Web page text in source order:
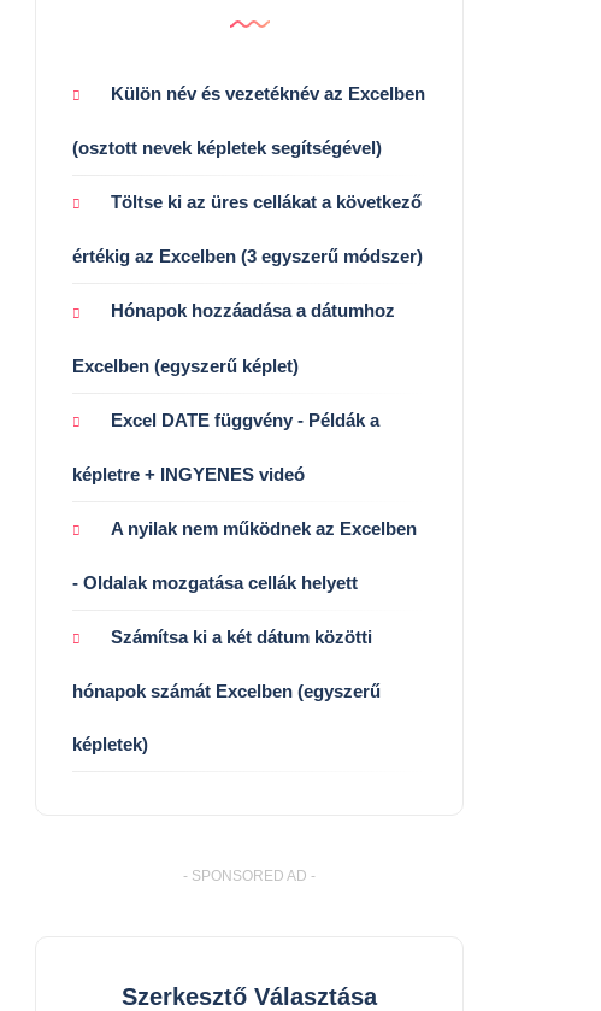
Külön név és vezetéknév az Excelben
(osztott nevek képletek segítségével)
Töltse ki az üres cellákat a következő
értékig az Excelben (3 egyszerű módszer)
Hónapok hozzáadása a dátumhoz
Excelben (egyszerű képlet)
Excel DATE függvény - Példák a
képletre + INGYENES videó
A nyilak nem működnek az Excelben
- Oldalak mozgatása cellák helyett
Számítsa ki a két dátum közötti
hónapok számát Excelben (egyszerű
képletek)
- SPONSORED AD -
Szerkesztő Választása